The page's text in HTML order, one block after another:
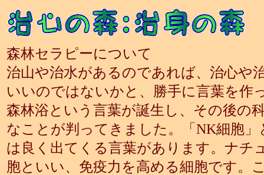
森林セラピーについて
治山や治水があるのであれば、治心や
いいのではないかと、勝手に言葉を作
森林浴という言葉が誕生し、その後の
なことが判ってきました。「NK細胞」
は良く出てくる言葉があります。ナチ
胞といい、免疫力を高める細胞です。